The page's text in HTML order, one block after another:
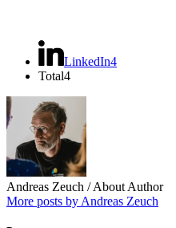
LinkedIn4
Total4
Andreas Zeuch / About Author
More posts by Andreas Zeuch